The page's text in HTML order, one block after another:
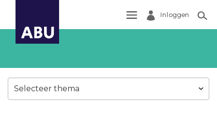
Inloggen
Selecteer thema